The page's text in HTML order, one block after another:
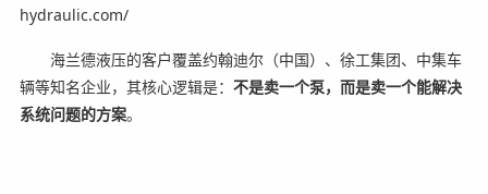
hydraulic.com/
海兰德液压的客户覆盖约翰迪尔（中国）、徐工集团、中集车
辆等知名企业，其核心逻辑是： 不是卖一个泵，而是卖一个能解决
系统问题的方案。